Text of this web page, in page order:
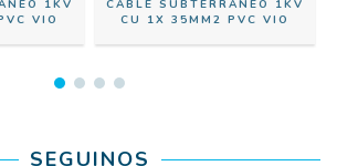
1KV
VIO
CABLE SUBTERRÁNEO 1KV
CU 1X 35MM2 PVC VIO
SEGUINOS